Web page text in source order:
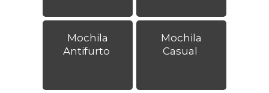
Mochila
Antifurto
Mochila
Casual